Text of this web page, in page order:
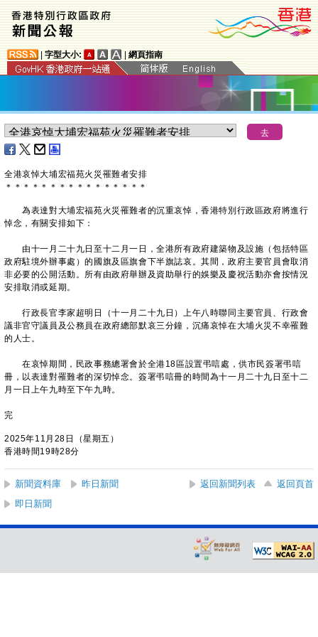
字型大小: 網頁指南
全港哀悼大埔宏福苑火災罹難者安排
＊ ＊ ＊ ＊ ＊ ＊ ＊ ＊ ＊ ＊ ＊ ＊ ＊ ＊ ＊ ＊
為表達對大埔宏福苑火災罹難者的沉重哀悼，香港特別行政區政府將進行
悼念，有關安排如下：
由十一月二十九日至十二月一日，全港所有政府建築物及設施（包括特區
政府駐境外辦事處）的國旗及區旗會下半旗誌哀。其間，政府主要官員會取消
非必要的公開活動。所有由政府舉辦及資助舉行的娛樂及慶祝活動亦會按情況
安排取消或延期。
行政長官李家超明日（十一月二十九日）上午八時聯同主要官員、行政會
議非官守議員及公務員在政府總部默哀三分鐘，沉痛哀悼在大埔火災不幸罹難
的人士。
在哀悼期間，民政事務總署會於全港18區設置弔唁處，供市民簽署弔唁
冊，以表達對罹難者的深切悼念。簽署弔唁冊的時間為十一月二十九日至十二
月一日上午九時至下午九時。
完
2025年11月28日（星期五）
香港時間19時28分
新聞資料庫 昨日新聞 返回新聞列表
返回頁首
即日新聞